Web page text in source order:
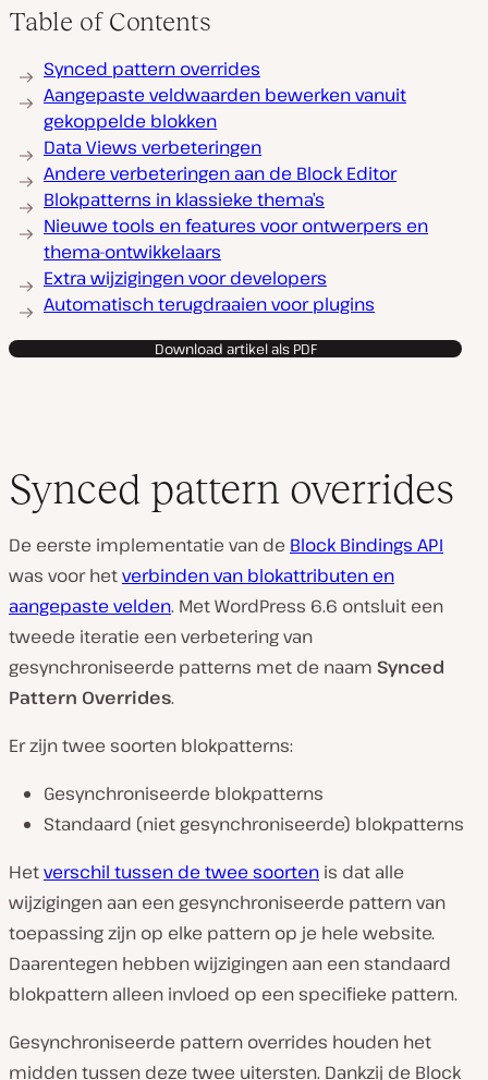
Table of Contents
Synced pattern overrides
Aangepaste veldwaarden bewerken vanuit
gekoppelde blokken
Data Views verbeteringen
Andere verbeteringen aan de Block Editor
Blokpatterns in klassieke thema’s
Nieuwe tools en features voor ontwerpers en
thema-ontwikkelaars
Extra wijzigingen voor developers
Automatisch terugdraaien voor plugins
Download artikel als PDF
Synced pattern overrides
De eerste implementatie van de Block Bindings API
was voor hetverbinden van blokattributen en
aangepaste velden. Met WordPress 6.6 ontsluit een
tweede iteratie een verbetering van
gesynchroniseerde patterns met de naam Synced
Pattern Overrides.
Er zijn twee soorten blokpatterns:
Gesynchroniseerde blokpatterns
Standaard (niet gesynchroniseerde) blokpatterns
Hetverschil tussen de twee soorten is dat alle
wijzigingen aan een gesynchroniseerde pattern van
toepassing zijn op elke pattern op je hele website.
Daarentegen hebben wijzigingen aan een standaard
blokpattern alleen invloed op een specifieke pattern.
Gesynchroniseerde pattern overrides houden het
midden tussen deze twee uitersten. Dankzij de Block